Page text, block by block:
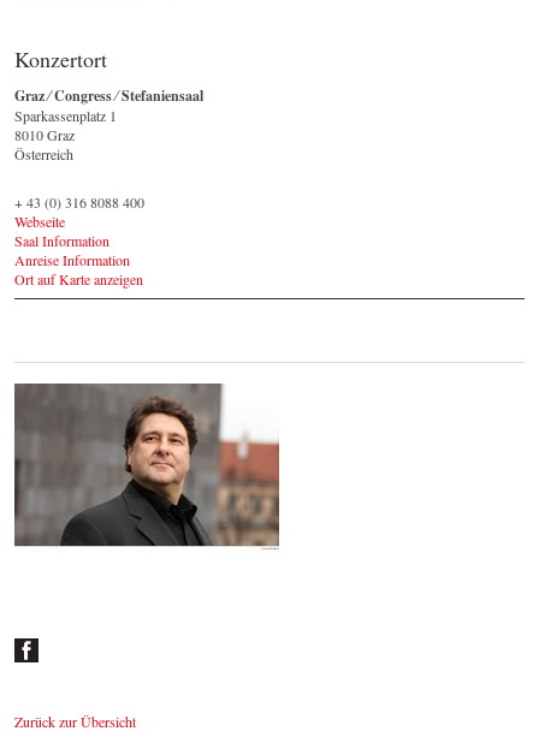
Konzertort
Graz ⁄ Congress ⁄ Stefaniensaal
Sparkassenplatz 1 ‎
8010 Graz
Österreich
+ 43 (0) 316 8088 400
Webseite
Saal Information
Anreise Information
Ort auf Karte anzeigen
Zurück zur Übersicht